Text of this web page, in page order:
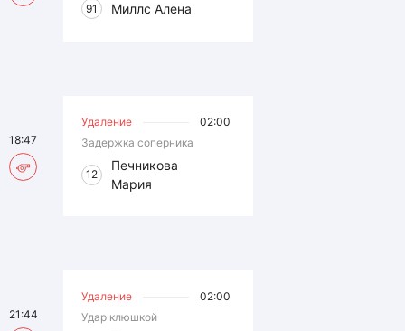
91
Миллс Алена
Удаление
02:00
Задержка соперника
12
Печникова
Мария
18:47
Удаление
02:00
Удар клюшкой
21:44